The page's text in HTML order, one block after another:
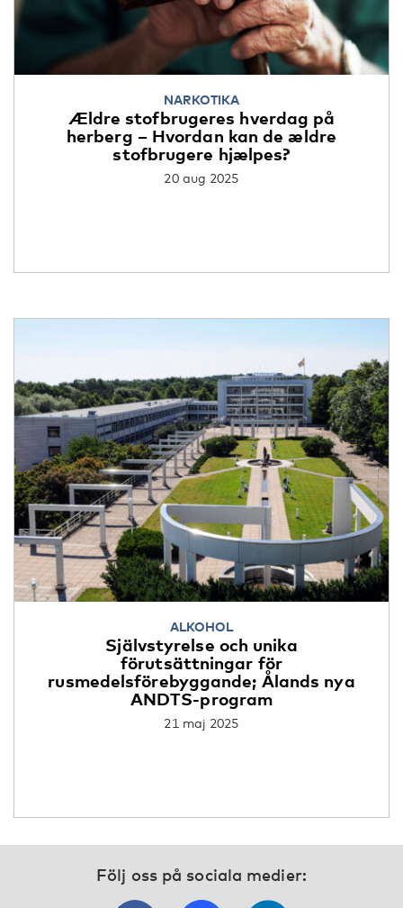
NARKOTIKA
Ældre stofbrugeres hverdag på
herberg – Hvordan kan de ældre
stofbrugere hjælpes?
20 aug 2025
ALKOHOL
Självstyrelse och unika
förutsättningar för
rusmedelsförebyggande; Ålands nya
ANDTS-program
21 maj 2025
Följ oss på sociala medier: